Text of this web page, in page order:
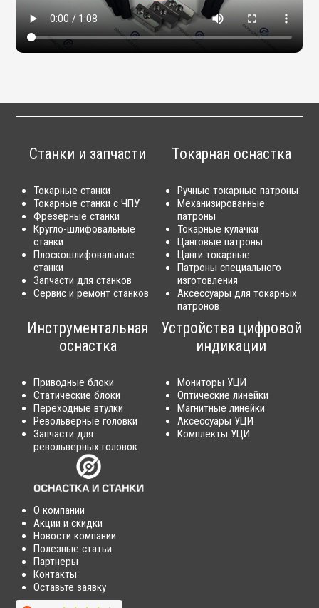
Станки и запчасти
Токарные станки
Токарные станки с ЧПУ
Фрезерные станки
Кругло-шлифовальные
станки
Плоскошлифовальные
станки
Запчасти для станков
Сервис и ремонт станков
Токарная оснастка
Ручные токарные патроны
Механизированные
патроны
Токарные кулачки
Цанговые патроны
Цанги токарные
Патроны специального
изготовления
Аксессуары для токарных
патронов
Инструментальная
оснастка
Приводные блоки
Статические блоки
Переходные втулки
Револьверные головки
Запчасти для
револьверных головок
Устройства цифровой
индикации
Мониторы УЦИ
Оптические линейки
Магнитные линейки
Аксессуары УЦИ
Комплекты УЦИ
О компании
Акции и скидки
Новости компании
Полезные статьи
Партнеры
Контакты
Оставьте заявку